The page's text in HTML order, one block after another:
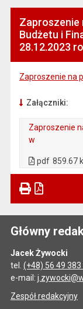
Zaproszenie
Budżetu i
28.12.2023
Zaproszenie na
Załączniki:
Zaproszenie
w
pdf 859.67
Główny
Jacek Żywocki
tel. (+48) 56 49 383
e-mail:
Zespół redakcyjny